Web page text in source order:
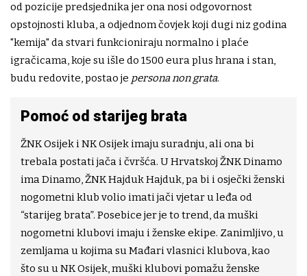
od pozicije predsjednika jer ona nosi odgovornost
opstojnosti kluba, a odjednom čovjek koji dugi niz godina
"kemija" da stvari funkcioniraju normalno i plaće
igračicama, koje su išle do 1500 eura plus hrana i stan,
budu redovite, postao je persona non grata.
Pomoć od starijeg brata
ŽNK Osijek i NK Osijek imaju suradnju, ali ona bi
trebala postati jača i čvršća. U Hrvatskoj ŽNK Dinamo
ima Dinamo, ŽNK Hajduk Hajduk, pa bi i osječki ženski
nogometni klub volio imati jači vjetar u leđa od
“starijeg brata”. Posebice jer je to trend, da muški
nogometni klubovi imaju i ženske ekipe. Zanimljivo, u
zemljama u kojima su Mađari vlasnici klubova, kao
što su u NK Osijek, muški klubovi pomažu ženske